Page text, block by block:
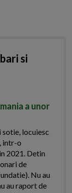
si
a unor
locuiesc
intr-o
2021. Detin
de
Nu au
au raport de